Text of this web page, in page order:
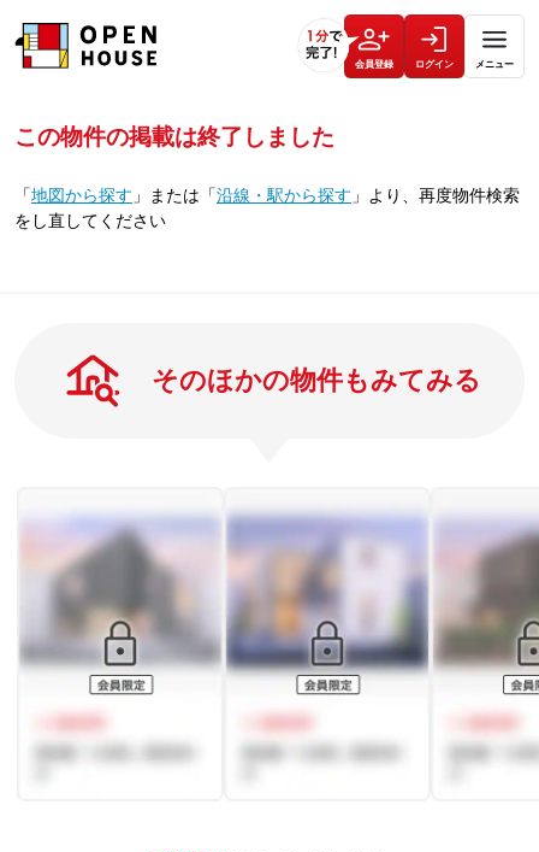
会員登録 ログイン メニュー
この物件の掲載は終了しました
「地図から探す 」 または 「沿線・駅から探す 」 より、再度物件検索
をし直してください
そのほかの物件もみてみる